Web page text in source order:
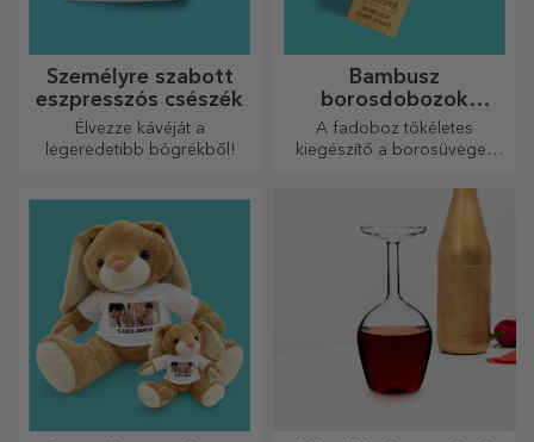
Személyre szabott
eszpresszós csészék
Élvezze kávéját a
legeredetibb bögrékből!
Bambusz
borosdobozok
kiegészítőkkel
A fadoboz tökéletes
kiegészítő a borosüvegek